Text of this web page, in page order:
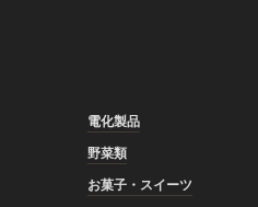
電化製品
野菜類
お菓子・スイーツ